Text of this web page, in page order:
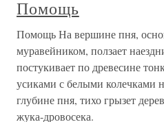
Помощь
Помощь На вершине пня,
муравейником, ползает
постукивает по древесине
усиками с белыми колечками
глубине пня, тихо грызет
жука-дровосека.